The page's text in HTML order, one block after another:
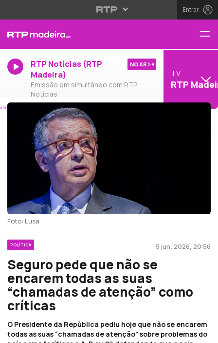
Entrar
RTP Notícias (RTP
Madeira)
Emissão em simultâneo com RTP
Notícias
NO AR
TV
RTP
Foto: Lusa
POLÍTICA 5 jun, 2026, 20:56
Seguro pede que não se
encarem todas as suas
“chamadas de atenção” como
críticas
O Presidente da República pediu hoje que não se encarem
todas as suas “chamadas de atenção” sobre problemas do